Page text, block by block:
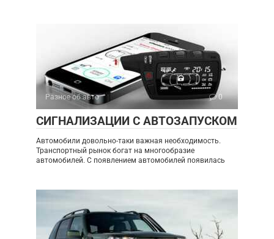
Разное об авто 0
СИГНАЛИЗАЦИИ С АВТОЗАПУСКОМ
Автомобили довольно-таки важная необходимость.
Транспортный рынок богат на многообразие
автомобилей. С появлением автомобилей появилась